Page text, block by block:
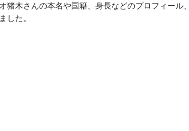
猪木さんの本名や国籍、身長などのプロフィール
した。